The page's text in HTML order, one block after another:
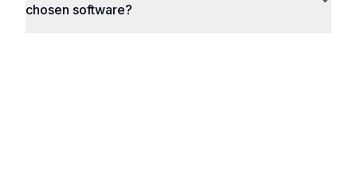
chosen software?